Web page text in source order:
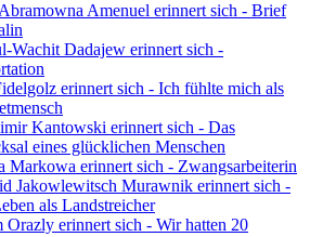
Amenuel erinnert sich - Brief
Wachit Dadajew erinnert sich -
erinnert sich - Ich fühlte mich als
Kantowski erinnert sich - Das
eines glücklichen Menschen
Markowa erinnert sich - Zwangsarbeiterin
Jakowlewitsch Murawnik erinnert sich -
als Landstreicher
Orazly erinnert sich - Wir hatten 20